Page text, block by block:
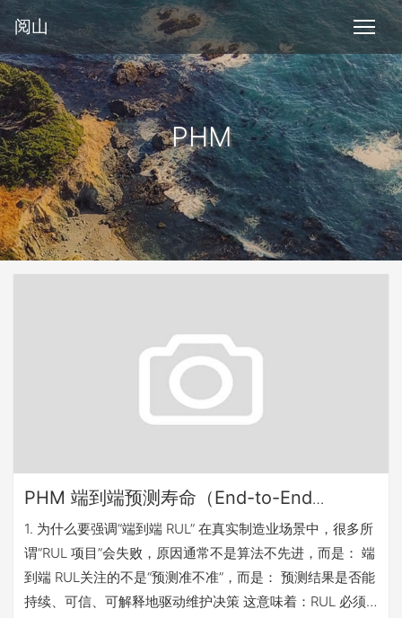
阅山
PHM
PHM 端到端预测寿命（End-to-End
RUL）-——从设备数据到可执行维护决策的
工程化体系
1. 为什么要强调“端到端 RUL” 在真实制造业场景中，很多所
谓“RUL 项目”会失败，原因通常不是算法不先进，而是： 端
到端 RUL关注的不是“预测准不准”，而是： 预测结果是否能
持续、可信、可解释地驱动维护决策 这意味着：RUL 必须